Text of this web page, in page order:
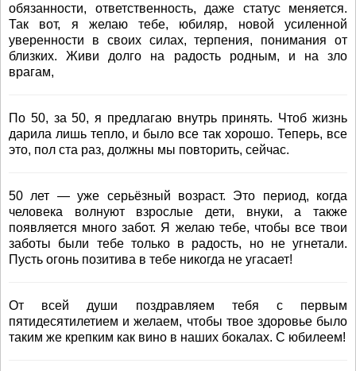
обязанности, ответственность, даже статус меняется.
Так вот, я желаю тебе, юбиляр, новой усиленной
уверенности в своих силах, терпения, понимания от
близких. Живи долго на радость родным, и на зло
врагам,
По 50, за 50, я предлагаю внутрь принять. Чтоб жизнь
дарила лишь тепло, и было все так хорошо. Теперь, все
это, пол ста раз, должны мы повторить, сейчас.
50 лет — уже серьёзный возраст. Это период, когда
человека волнуют взрослые дети, внуки, а также
появляется много забот. Я желаю тебе, чтобы все твои
заботы были тебе только в радость, но не угнетали.
Пусть огонь позитива в тебе никогда не угасает!
От всей души поздравляем тебя с первым
пятидесятилетием и желаем, чтобы твое здоровье было
таким же крепким как вино в наших бокалах. С юбилеем!